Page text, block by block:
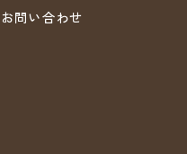
お問い合わせ